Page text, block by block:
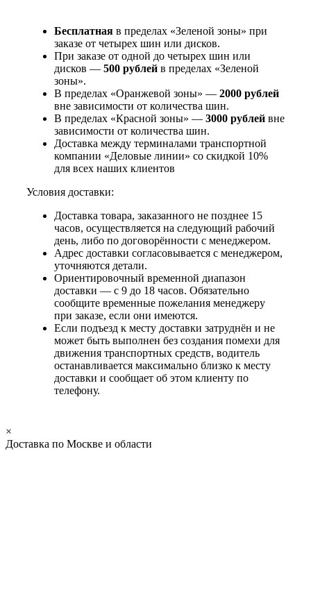
Бесплатная в пределах «Зеленой зоны» при
заказе от четырех шин или дисков.
При заказе от одной до четырех шин или
дисков — 500 рублей в пределах «Зеленой
зоны».
В пределах «Оранжевой зоны» — 2000 рублей
вне зависимости от количества шин.
В пределах «Красной зоны» — 3000 рублей вне
зависимости от количества шин.
Доставка между терминалами транспортной
компании «Деловые линии» со скидкой 10%
для всех наших клиентов
Условия доставки:
Доставка товара, заказанного не позднее 15
часов, осуществляется на следующий рабочий
день, либо по договорённости с менеджером.
Адрес доставки согласовывается с менеджером,
уточняются детали.
Ориентировочный временной диапазон
доставки — с 9 до 18 часов. Обязательно
сообщите временные пожелания менеджеру
при заказе, если они имеются.
Если подъезд к месту доставки затруднён и не
может быть выполнен без создания помехи для
движения транспортных средств, водитель
останавливается максимально близко к месту
доставки и сообщает об этом клиенту по
телефону.
×
Доставка по Москве и области